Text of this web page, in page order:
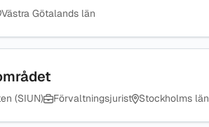
Västra Götalands län
(SIUN) Förvaltningsjurist Stockholms län